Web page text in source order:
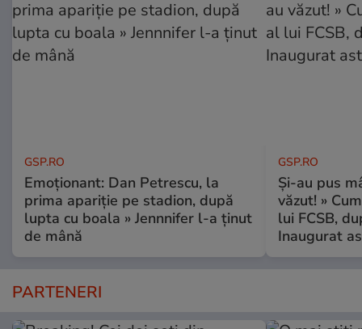
GSP.RO
Emoționant: Dan Petrescu, la
prima apariție pe stadion, după
lupta cu boala » Jennnifer l-a ținut
de mână
GSP.RO
Și-au pus
văzut! »
lui FCSB,
Inaugurat
PARTENERI